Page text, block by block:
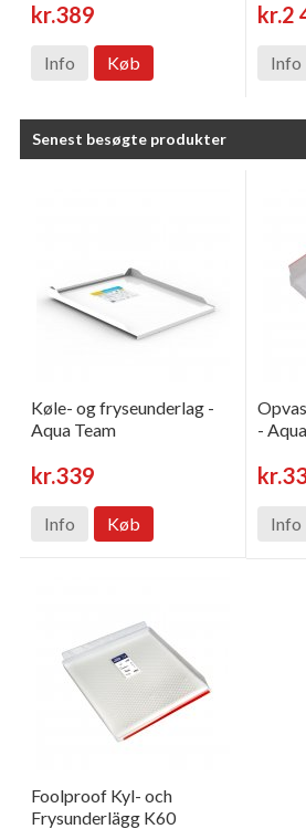
kr.389
Info Køb
kr.2
Info
Senest besøgte produkter
Køle- og fryseunderlag -
Aqua Team
kr.339
Info Køb
-
Info
Foolproof Kyl- och
Frysunderlägg K60